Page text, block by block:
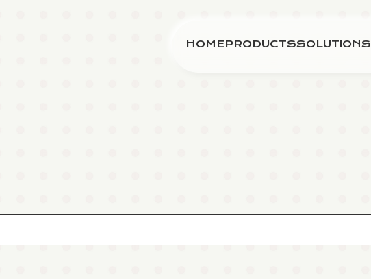
HOMEPRODUCTSSOLUTIONS